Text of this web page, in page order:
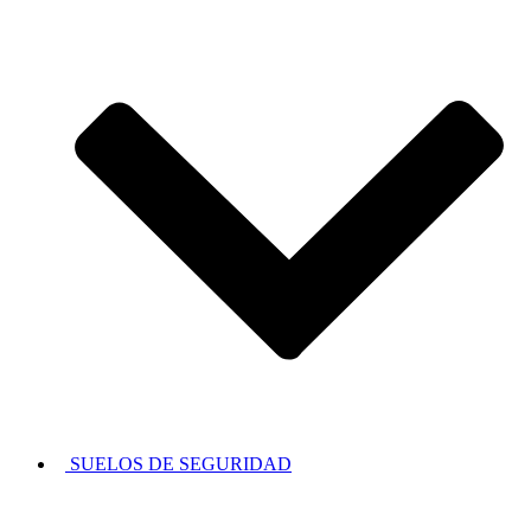
SUELOS DE SEGURIDAD